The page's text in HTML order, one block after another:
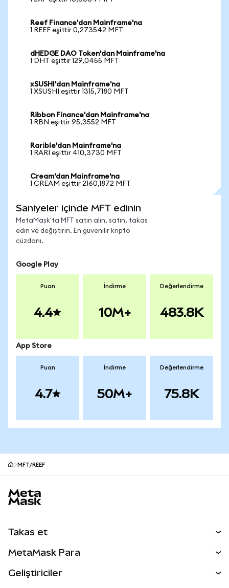
Reef Finance'dan Mainframe'na
1 REEF eşittir 0,273542 MFT
dHEDGE DAO Token'dan Mainframe'na
1 DHT eşittir 129,0455 MFT
xSUSHI'dan Mainframe'na
1 XSUSHI eşittir 1315,7180 MFT
Ribbon Finance'dan Mainframe'na
1 RBN eşittir 95,3552 MFT
Rarible'dan Mainframe'na
1 RARI eşittir 410,3730 MFT
Cream'dan Mainframe'na
1 CREAM eşittir 2160,1872 MFT
Saniyeler içinde MFT edinin
MetaMask'ta MFT satın alın, satın, takas
edin ve değiştirin. En güvenilir kripto
cüzdanı.
Google Play
Puan
4.4
İndirme
10M+
Değerlendirme
483.8K
App Store
Puan
4.7
İndirme
50M+
Değerlendirme
75.8K
MFT/REEF
Takas et
Perps
MetaMask Para
Geliştiriciler